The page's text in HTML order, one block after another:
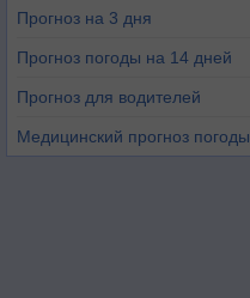
Прогноз на 3 дня
Прогноз погоды на 14 дней
Прогноз для водителей
Медицинский прогноз погоды